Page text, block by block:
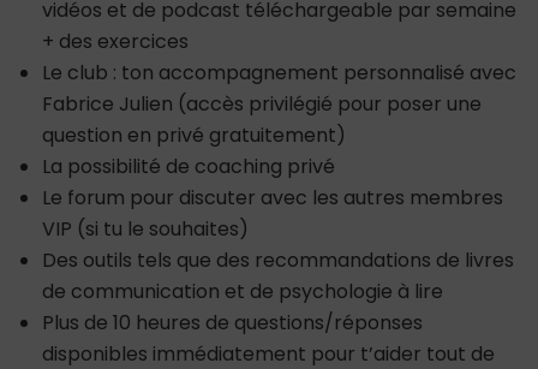
vidéos et de podcast téléchargeable par semaine
+ des exercices
Le club : ton accompagnement personnalisé avec
Fabrice Julien (accès privilégié pour poser une
question en privé gratuitement)
La possibilité de coaching privé
Le forum pour discuter avec les autres membres
VIP (si tu le souhaites)
Des outils tels que des recommandations de livres
de communication et de psychologie à lire
Plus de 10 heures de questions/réponses
disponibles immédiatement pour t’aider tout de